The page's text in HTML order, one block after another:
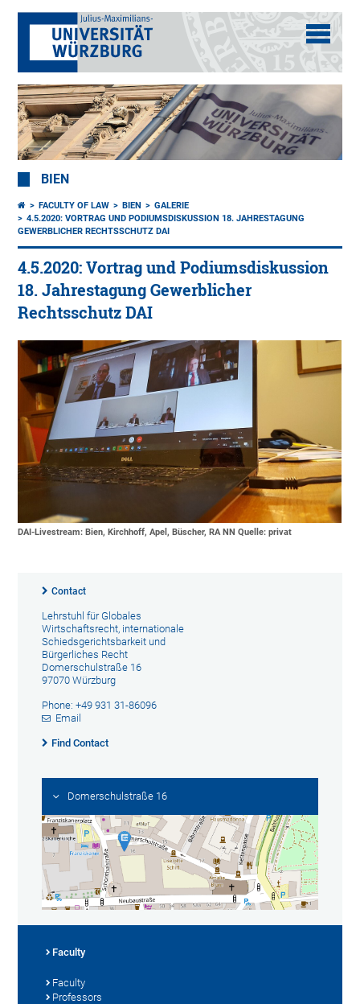
BIEN
FACULTY OF LAW BIEN
GALERIE
4.5.2020: VORTRAG UND PODIUMSDISKUSSION 18. JAHRESTAGUNG
GEWERBLICHER RECHTSSCHUTZ DAI
4.5.2020: Vortrag und Podiumsdiskussion
18. Jahrestagung Gewerblicher
Rechtsschutz DAI
DAI-Livestream: Bien, Kirchhoff, Apel, Büscher, RA NN Quelle: privat
Contact
Lehrstuhl für Globales
Wirtschaftsrecht, internationale
Schiedsgerichtsbarkeit und
Bürgerliches Recht
Domerschulstraße 16
97070 Würzburg
Phone: +49 931 31-86096
Email
Find Contact
Domerschulstraße 16
Faculty
Faculty
Professors